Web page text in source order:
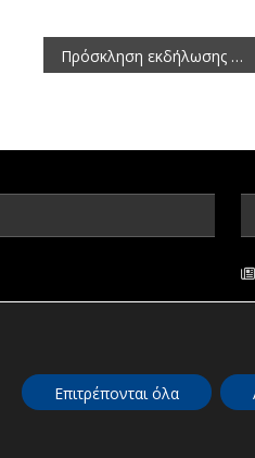
Πρόσκληση εκδήλωσης ενδιαφέροντος για τον εμπλουτισμό του Μητρώου Αξιολογητών του ΕΦΕΠΑΕ
Επιτρέπονται όλα